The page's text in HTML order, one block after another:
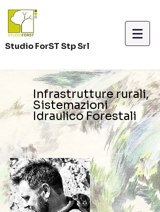
Studio ForST Stp Srl
Infrastrutture rurali,
Sistemazioni
Idraulico Forestali